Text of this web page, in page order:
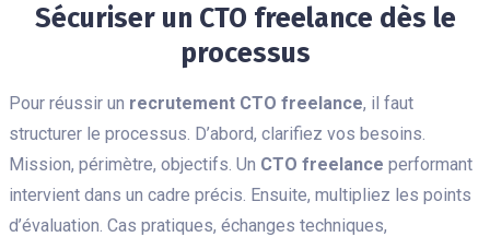
Sécuriser un CTO freelance dès le
processus
Pour réussir un recrutement CTO freelance, il faut
structurer le processus. D’abord, clarifiez vos besoins.
Mission, périmètre, objectifs. Un CTO freelance performant
intervient dans un cadre précis. Ensuite, multipliez les points
d’évaluation. Cas pratiques, échanges techniques,